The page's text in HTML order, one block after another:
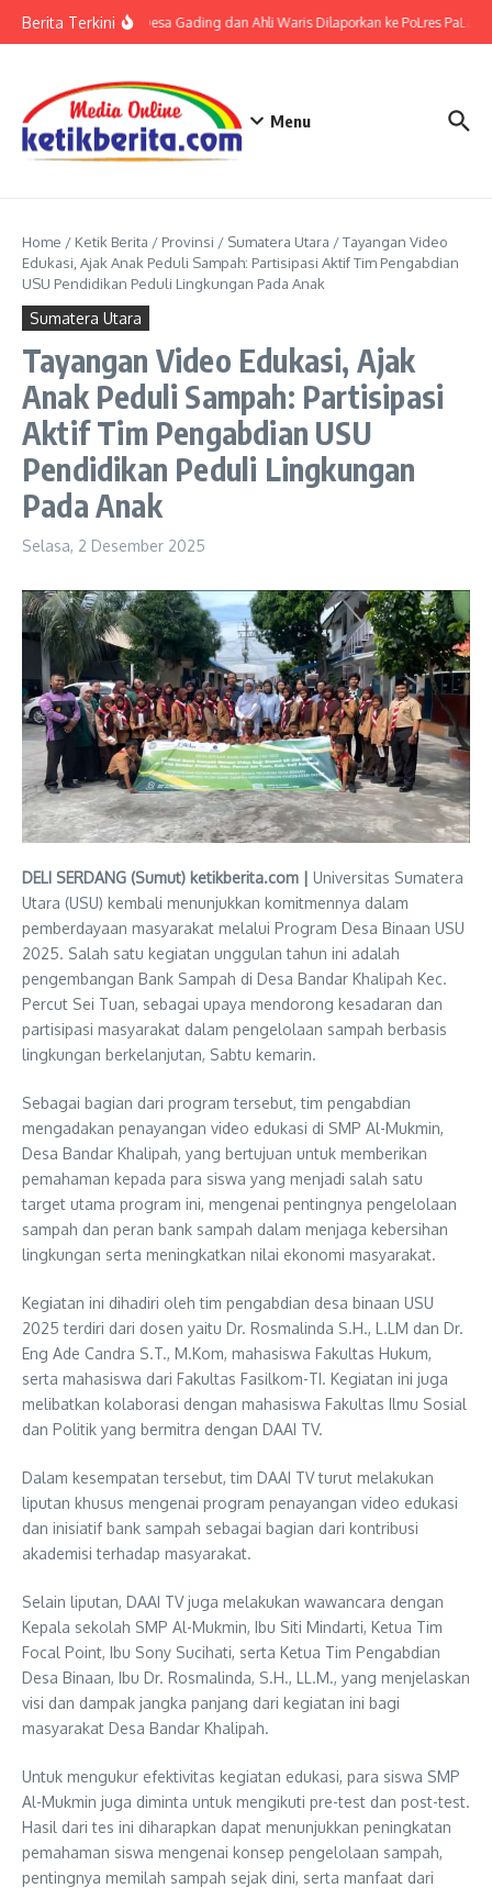
Berita TerkiniKades Desa Gading dan Ahli Waris Dilaporkan ke PoLres PaLas
Menu
Home / Ketik Berita / Provinsi / Sumatera Utara /Tayangan Video
Edukasi, Ajak Anak Peduli Sampah: Partisipasi Aktif Tim Pengabdian
USU Pendidikan Peduli Lingkungan Pada Anak
Sumatera Utara
Tayangan Video Edukasi, Ajak
Anak Peduli Sampah: Partisipasi
Aktif Tim Pengabdian USU
Pendidikan Peduli Lingkungan
Pada Anak
Selasa, 2 Desember 2025
DELI SERDANG (Sumut) ketikberita.com | Universitas Sumatera
Utara (USU) kembali menunjukkan komitmennya dalam
pemberdayaan masyarakat melalui Program Desa Binaan USU
2025. Salah satu kegiatan unggulan tahun ini adalah
pengembangan Bank Sampah di Desa Bandar Khalipah Kec.
Percut Sei Tuan, sebagai upaya mendorong kesadaran dan
partisipasi masyarakat dalam pengelolaan sampah berbasis
lingkungan berkelanjutan, Sabtu kemarin.
Sebagai bagian dari program tersebut, tim pengabdian
mengadakan penayangan video edukasi di SMP Al-Mukmin,
Desa Bandar Khalipah, yang bertujuan untuk memberikan
pemahaman kepada para siswa yang menjadi salah satu
target utama program ini, mengenai pentingnya pengelolaan
sampah dan peran bank sampah dalam menjaga kebersihan
lingkungan serta meningkatkan nilai ekonomi masyarakat.
Kegiatan ini dihadiri oleh tim pengabdian desa binaan USU
2025 terdiri dari dosen yaitu Dr. Rosmalinda S.H., L.LM dan Dr.
Eng Ade Candra S.T., M.Kom, mahasiswa Fakultas Hukum,
serta mahasiswa dari Fakultas Fasilkom-TI. Kegiatan ini juga
melibatkan kolaborasi dengan mahasiswa Fakultas Ilmu Sosial
dan Politik yang bermitra dengan DAAI TV.
Dalam kesempatan tersebut, tim DAAI TV turut melakukan
liputan khusus mengenai program penayangan video edukasi
dan inisiatif bank sampah sebagai bagian dari kontribusi
akademisi terhadap masyarakat.
Selain liputan, DAAI TV juga melakukan wawancara dengan
Kepala sekolah SMP Al-Mukmin, Ibu Siti Mindarti, Ketua Tim
Focal Point, Ibu Sony Sucihati, serta Ketua Tim Pengabdian
Desa Binaan, Ibu Dr. Rosmalinda, S.H., LL.M., yang menjelaskan
visi dan dampak jangka panjang dari kegiatan ini bagi
masyarakat Desa Bandar Khalipah.
Untuk mengukur efektivitas kegiatan edukasi, para siswa SMP
Al-Mukmin juga diminta untuk mengikuti pre-test dan post-test.
Hasil dari tes ini diharapkan dapat menunjukkan peningkatan
pemahaman siswa mengenai konsep pengelolaan sampah,
pentingnya memilah sampah sejak dini, serta manfaat dari